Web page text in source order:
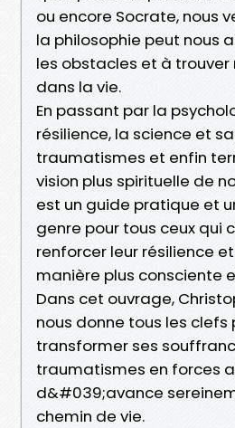
ou encore Socrate, nous
la philosophie peut nous
les obstacles et à trouver
dans la vie.
En passant par la
résilience, la science et
traumatismes et enfin
vision plus spirituelle de
est un guide pratique et
genre pour tous ceux qui
renforcer leur résilience
manière plus consciente
Dans cet ouvrage,
nous donne tous les clefs
transformer ses
traumatismes en forces
d&#039;avance
chemin de vie.